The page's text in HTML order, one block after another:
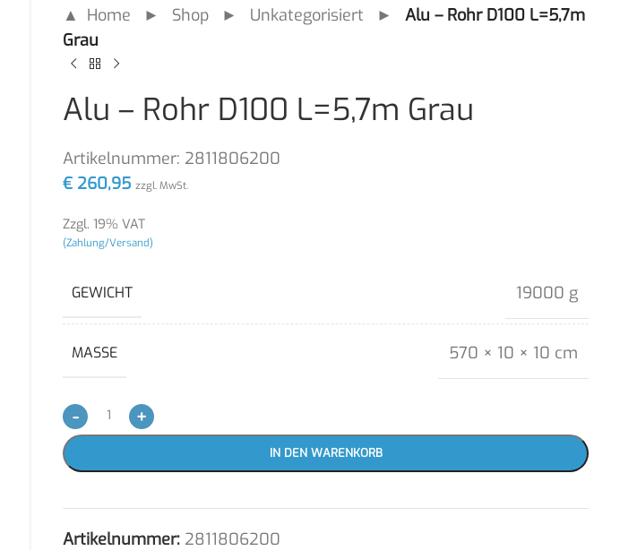
▲ Home ► Shop ► Unkategorisiert ► Alu – Rohr D100 L=5,7m
Grau
Alu – Rohr D100 L=5,7m Grau
Artikelnummer: 2811806200
€ 260,95 zzgl. MwSt.
Zzgl. 19% VAT
(Zahlung/Versand)
GEWICHT 19000 g
MASSE 570 × 10 × 10 cm
- +
IN DEN WARENKORB
Artikelnummer: 2811806200